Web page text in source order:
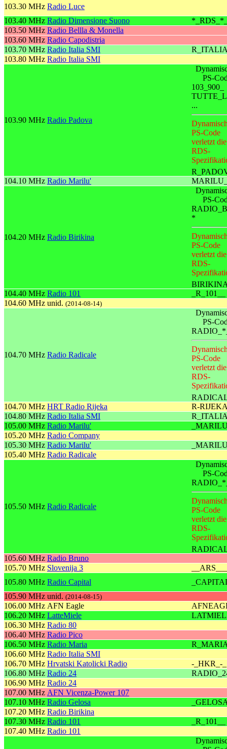
103.30 MHz Radio Luce
103.40 MHz Radio Dimensione Suono
103.50 MHz Radio Bellla & Monella
103.60 MHz Radio Capodistria
103.70 MHz Radio Italia SMI
103.80 MHz Radio Italia SMI
103.90 MHz Radio Padova
PS-
103_900_
...
PS-Code
verletzt die
RDS-
104.10 MHz Radio Marilu'
104.20 MHz Radio Birikina
PS-
*
PS-Code
verletzt die
RDS-
104.40 MHz Radio 101
_R_101__
104.60 MHz unid. (2014-08-14)
104.70 MHz Radio Radicale
PS-
PS-Code
verletzt die
RDS-
104.70 MHz HRT Radio Rijeka
R-
104.80 MHz Radio Italia SMI
105.00 MHz Radio Marilu'
105.20 MHz Radio Company
105.30 MHz Radio Marilu'
105.40 MHz Radio Radicale
105.50 MHz Radio Radicale
PS-
PS-Code
verletzt die
RDS-
105.60 MHz Radio Bruno
105.70 MHz Slovenija 3
105.80 MHz Radio Capital
105.90 MHz unid. (2014-08-15)
106.00 MHz AFN Eagle
106.20 MHz LatteMiele
106.30 MHz Radio 80
106.40 MHz Radio Pico
106.50 MHz Radio Maria
106.60 MHz Radio Italia SMI
106.70 MHz Hrvatski Katolicki Radio
-_HKR_-_
106.80 MHz Radio 24
106.90 MHz Radio 24
107.00 MHz AFN Vicenza-Power 107
107.10 MHz Radio Gelosa
107.20 MHz Radio Birikina
107.30 MHz Radio 101
_R_101__
107.40 MHz Radio 101